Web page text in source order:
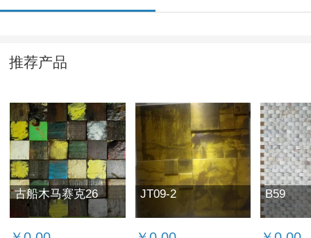
推荐产品
古船木马赛克26 JT09-2 B59